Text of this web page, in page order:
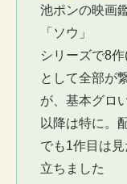
池ポンの映画
「ソウ」
シリーズで8
として全部が
が、基本グロ
以降は特に。
でも1作目は
立ちました